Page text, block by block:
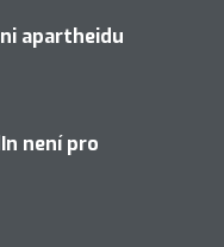
apartheidu
není pro